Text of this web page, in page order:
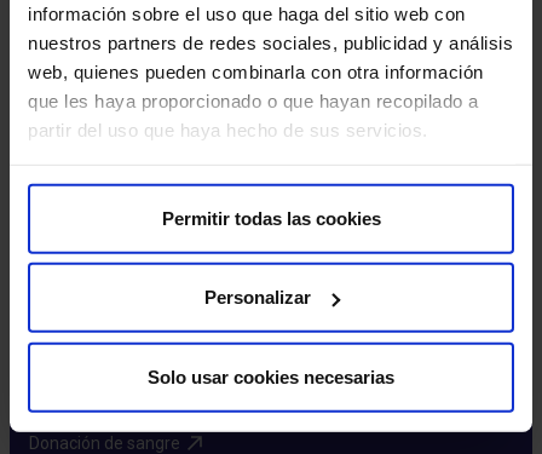
información sobre el uso que haga del sitio web con
nuestros partners de redes sociales, publicidad y análisis
web, quienes pueden combinarla con otra información
que les haya proporcionado o que hayan recopilado a
partir del uso que haya hecho de sus servicios.
Permitir todas las cookies
Personalizar
Solo usar cookies necesarias
Más HM Hospitales
Fundación HM​
Centro Universitario CUHMED​
Instituto HM Hospitales​
HM CINAC​
Enlaces de interés
Aseguradoras y mutuas​
Preguntas frecuentes​
Donación de sangre​